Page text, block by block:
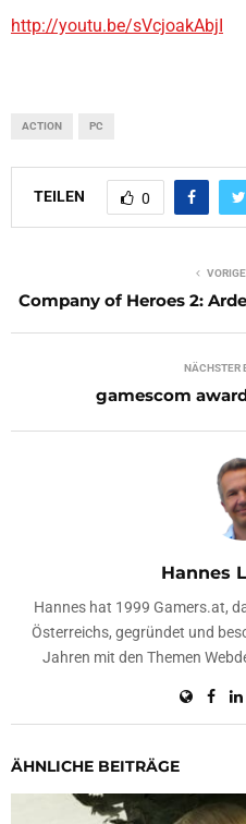
http://youtu.be/sVcjoakAbjI
ACTION PC
TEILEN 0
Company of Heroes 2:
NÄCHSTER
gamescom
Hannes
Hannes hat 1999 Gamers.at,
Österreichs, gegründet und
Jahren mit den Themen
ÄHNLICHE BEITRÄGE